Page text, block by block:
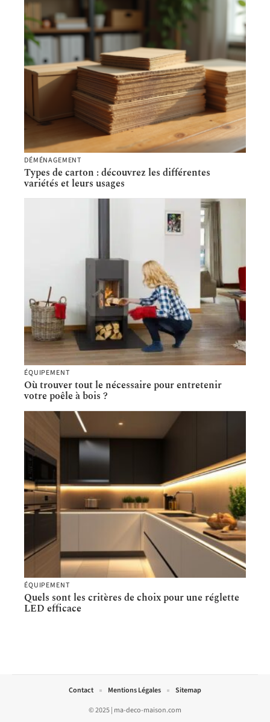
DÉMÉNAGEMENT
Types de carton : découvrez les différentes
variétés et leurs usages
ÉQUIPEMENT
Où trouver tout le nécessaire pour entretenir
votre poêle à bois ?
ÉQUIPEMENT
Quels sont les critères de choix pour une réglette
LED efficace
© 2025 | ma-deco-maison.com
Contact Mentions Légales Sitemap